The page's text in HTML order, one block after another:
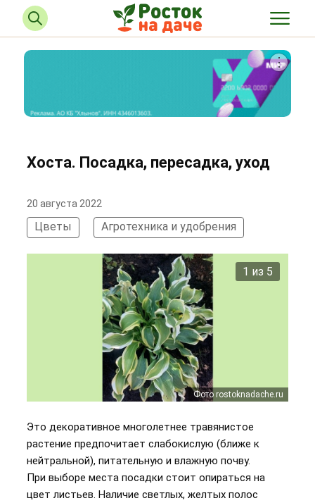
Хоста. Посадка, пересадка, уход
20 августа 2022
Цветы Агротехника и удобрения
2 из 5
Фото rostoknadache.ru
Фото rostoknadache.ru
Фото rostoknadache.ru
Фото rostoknadache.ru
Фото rostoknadache.ru
Это декоративное многолетнее травянистое
растение предпочитает слабокислую (ближе к
нейтральной), питательную и влажную почву.
При выборе места посадки стоит опираться на
цвет листьев. Наличие светлых, желтых полос